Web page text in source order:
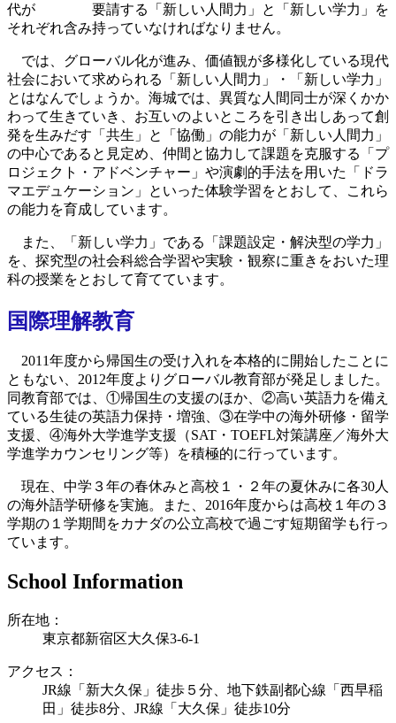
代が 要請する「新しい人間力」と「新しい学力」を
それぞれ含み持っていなければなりません。
では、グローバル化が進み、価値観が多様化している現代
社会において求められる「新しい人間力」・「新しい学力」
とはなんでしょうか。海城では、異質な人間同士が深くかか
わって生きていき、お互いのよいところを引き出しあって創
発を生みだす「共生」と「協働」の能力が「新しい人間力」
の中心であると見定め、仲間と協力して課題を克服する「プ
ロジェクト・アドベンチャー」や演劇的手法を用いた「ドラ
マエデュケーション」といった体験学習をとおして、これら
の能力を育成しています。
また、「新しい学力」である「課題設定・解決型の学力」
を、探究型の社会科総合学習や実験・観察に重きをおいた理
科の授業をとおして育てています。
国際理解教育
2011年度から帰国生の受け入れを本格的に開始したことに
ともない、2012年度よりグローバル教育部が発足しました。
同教育部では、①帰国生の支援のほか、②高い英語力を備え
ている生徒の英語力保持・増強、③在学中の海外研修・留学
支援、④海外大学進学支援（SAT・TOEFL対策講座／海外大
学進学カウンセリング等）を積極的に行っています。
現在、中学３年の春休みと高校１・２年の夏休みに各30人
の海外語学研修を実施。また、2016年度からは高校１年の３
学期の１学期間をカナダの公立高校で過ごす短期留学も行っ
ています。
School Information
所在地：
東京都新宿区大久保3-6-1
アクセス：
JR線「新大久保」徒歩５分、地下鉄副都心線「西早稲
田」徒歩8分、JR線「大久保」徒歩10分